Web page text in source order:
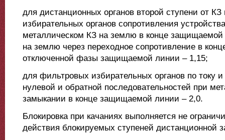
для дистанционных органов второй ступени от
избирательных органов сопротивления
металлическом КЗ на землю в конце
на землю через переходное сопротивление в
отключенной фазы защищаемой линии – 1,15;
для фильтровых избирательных органов по току
нулевой и обратной последовательностей при
замыкании в конце защищаемой линии – 2,0.
Блокировка при качаниях выполняется не
действия блокируемых ступеней дистанционной